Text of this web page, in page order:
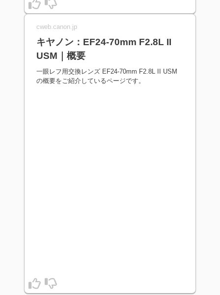
cweb.canon.jp
キヤノン：EF24-70mm F2.8L II
USM｜概要
一眼レフ用交換レンズ EF24-70mm F2.8L II USM
の概要をご紹介しているページです。